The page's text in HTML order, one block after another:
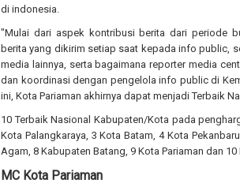
di indonesia.
"Mulai dari aspek kontribusi berita dari periode
berita yang dikirim setiap saat kepada info public,
media lainnya, serta bagaimana reporter media
dan koordinasi dengan pengelola info public di
ini, Kota Pariaman akhirnya dapat menjadi Terbaik
10 Terbaik Nasional Kabupaten/Kota pada
Kota Palangkaraya, 3 Kota Batam, 4 Kota
Agam, 8 Kabupaten Batang, 9 Kota Pariaman dan
MC Kota Pariaman